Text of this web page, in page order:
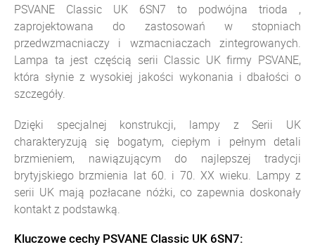
PSVANE Classic UK 6SN7 to podwójna trioda ,
zaprojektowana do zastosowań w stopniach
przedwzmacniaczy i wzmacniaczach zintegrowanych.
Lampa ta jest częścią serii Classic UK firmy PSVANE,
która słynie z wysokiej jakości wykonania i dbałości o
szczegóły.
Dzięki specjalnej konstrukcji, lampy z Serii UK
charakteryzują się bogatym, ciepłym i pełnym detali
brzmieniem, nawiązującym do najlepszej tradycji
brytyjskiego brzmienia lat 60. i 70. XX wieku. Lampy z
serii UK mają pozłacane nóżki, co zapewnia doskonały
kontakt z podstawką.
Kluczowe cechy PSVANE Classic UK 6SN7: